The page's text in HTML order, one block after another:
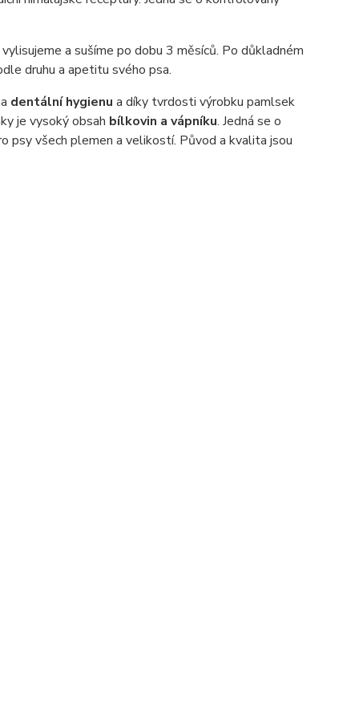
a sušíme po dobu 3 měsíců. Po důkladném
druhu a apetitu svého psa.
dentální hygienu a díky tvrdosti výrobku pamlsek
je vysoký obsah bílkovin a vápníku. Jedná se o
psy všech plemen a velikostí. Původ a kvalita jsou